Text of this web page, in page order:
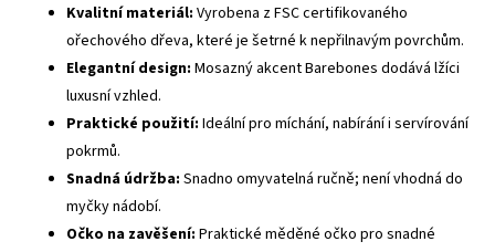
Kvalitní materiál: Vyrobena z FSC certifikovaného
ořechového dřeva, které je šetrné k nepřilnavým povrchům.
Elegantní design: Mosazný akcent Barebones dodává lžíci
luxusní vzhled.
Praktické použití: Ideální pro míchání, nabírání i servírování
pokrmů.
Snadná údržba: Snadno omyvatelná ručně; není vhodná do
myčky nádobí.
Očko na zavěšení: Praktické měděné očko pro snadné